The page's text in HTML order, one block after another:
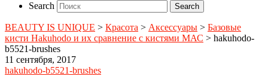
Search
BEAUTY IS UNIQUE > Красота > Аксессуары > Базовые
кисти Hakuhodo и их сравнение с кистями МАС > hakuhodo-
b5521-brushes
11 сентября, 2017
hakuhodo-b5521-brushes